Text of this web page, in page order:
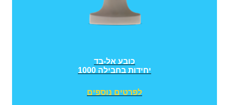
כובע אל-בד
1000 יחידות בחבילה
לפרטים נוספים